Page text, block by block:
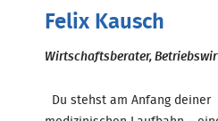
Felix Kausch
Wirtschaftsberater,
Du stehst am Anfang deiner